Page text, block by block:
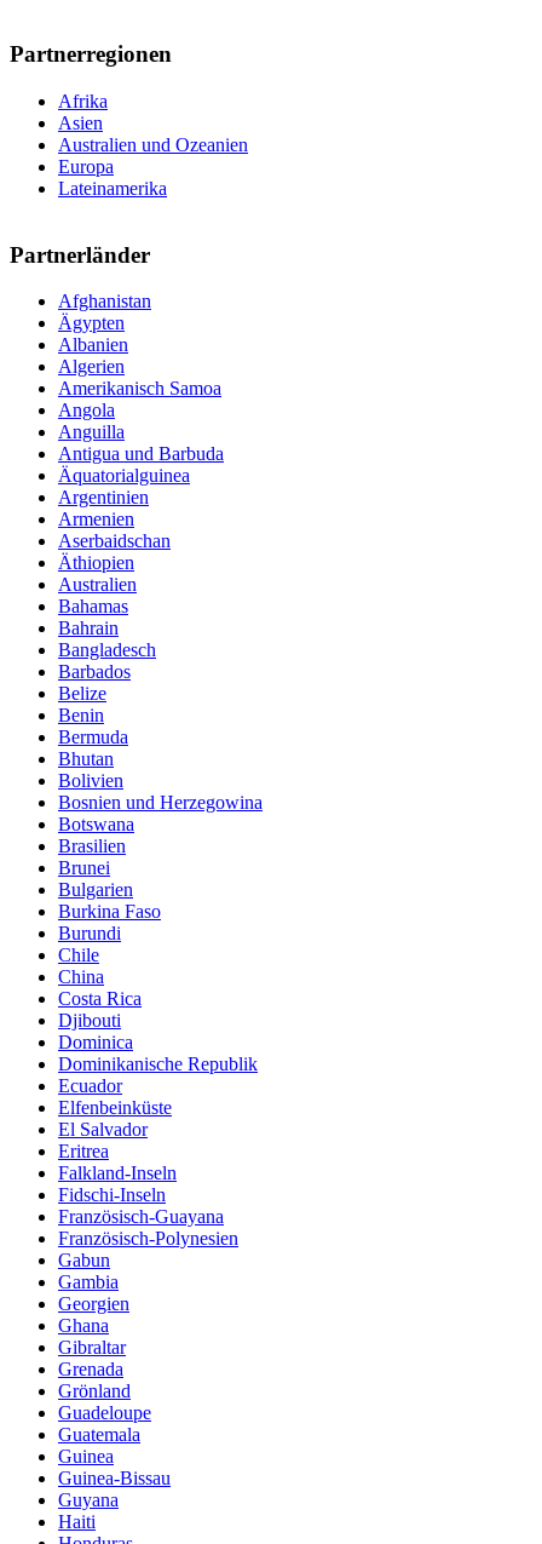
Partnerregionen
Afrika
Asien
Australien und Ozeanien
Europa
Lateinamerika
Partnerländer
Afghanistan
Ägypten
Albanien
Algerien
Amerikanisch Samoa
Angola
Anguilla
Antigua und Barbuda
Äquatorialguinea
Argentinien
Armenien
Aserbaidschan
Äthiopien
Australien
Bahamas
Bahrain
Bangladesch
Barbados
Belize
Benin
Bermuda
Bhutan
Bolivien
Bosnien und Herzegowina
Botswana
Brasilien
Brunei
Bulgarien
Burkina Faso
Burundi
Chile
China
Costa Rica
Djibouti
Dominica
Dominikanische Republik
Ecuador
Elfenbeinküste
El Salvador
Eritrea
Falkland-Inseln
Fidschi-Inseln
Französisch-Guayana
Französisch-Polynesien
Gabun
Gambia
Georgien
Ghana
Gibraltar
Grenada
Grönland
Guadeloupe
Guatemala
Guinea
Guinea-Bissau
Guyana
Haiti